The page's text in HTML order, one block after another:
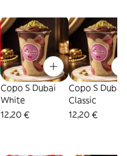
Copo S Dubai
White
12,20 €
Copo S Dubai
Classic
12,20 €